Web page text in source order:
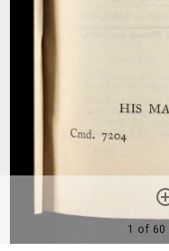
1 of 60